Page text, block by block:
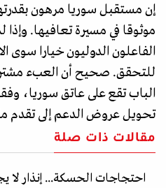
إن مستقبل سوريا مرهون
موثوقا في مسيرة تعافيها.
الفاعلون الدوليون خيارا سوى
للتحقق. صحيح أن العبء
الباب تقع على عاتق سوريا،
تحويل عروض الدعم إلى
مقالات ذات صلة
احتجاجات الحسكة... إنذار لا